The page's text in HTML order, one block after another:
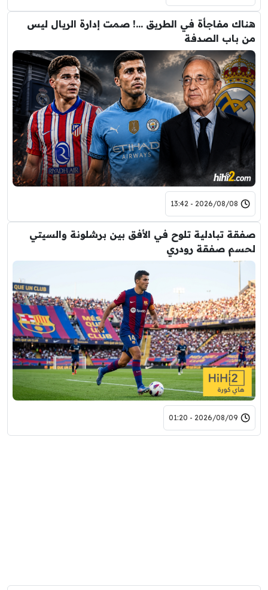
هناك مفاجأة في الطريق …! صمت إدارة الريال ليس
من باب الصدفة
2026/08/08 - 13:42
صفقة تبادلية تلوح في الأفق بين برشلونة والسيتي
لحسم صفقة رودري
2026/08/09 - 01:20